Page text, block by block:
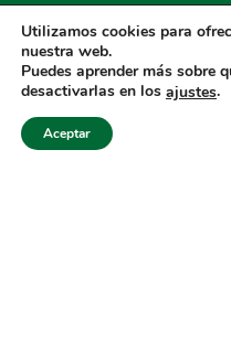
LENARD MX, S de RL de
Rio Atoyac 30. Parque
Cuautlancingo
Utilizamos cookies para
nuestra web.
Puedes aprender más sobre
desactivarlas en los ajustes.
Aceptar